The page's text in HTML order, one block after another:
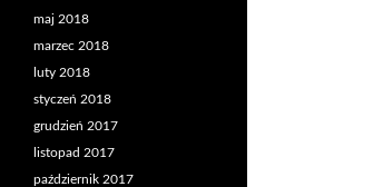
maj 2018
marzec 2018
luty 2018
styczeń 2018
grudzień 2017
listopad 2017
październik 2017